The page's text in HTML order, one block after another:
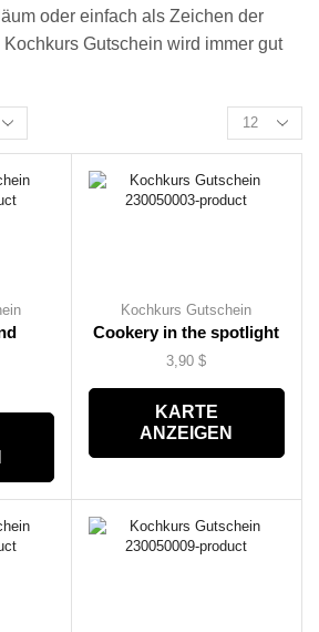
oder einfach als Zeichen der
Gutschein wird immer gut
Kochkurs Gutschein
Cookery in the spotlight
3,90$
KARTE
ANZEIGEN